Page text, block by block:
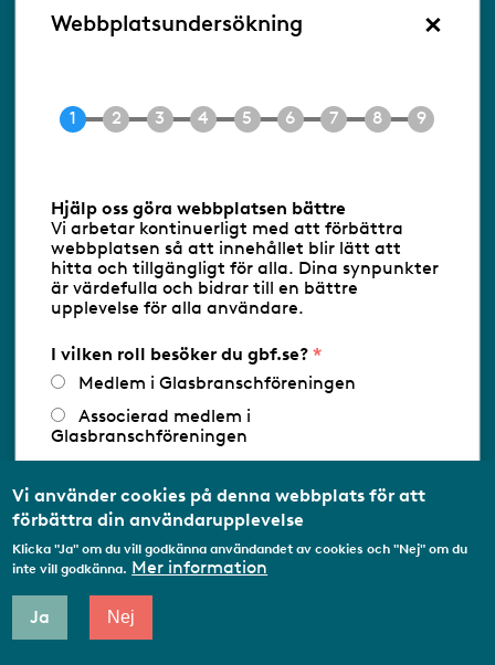
Besöksadress:
Ringvägen 100
E-post info@gbf.se
Följ oss via RSS
Databasens namn:www.gbf.se-
Glasbranschföreningen AB - Ansvarig
utgivare: Sofia Wahlgren
Webbplatsundersökning ×
Hjälp oss göra webbplatsen bättre
Vi arbetar kontinuerligt med att förbättra
webbplatsen så att innehållet blir lätt att
hitta och tillgängligt för alla. Dina synpunkter
är värdefulla och bidrar till en bättre
upplevelse för alla användare.
I vilken roll besöker du gbf.se?
Medlem i Glasbranschföreningen
Associerad medlem i
Glasbranschföreningen
medlemsorganisation/Svenskt Näringsliv
Utbildningsaktör
Student
Annat...
Vi använder cookies på denna webbplats för att
förbättra din användarupplevelse
Klicka "Ja" om du vill godkänna användandet av cookies och "Nej" om du
inte vill godkänna. Mer information
Ja Nej